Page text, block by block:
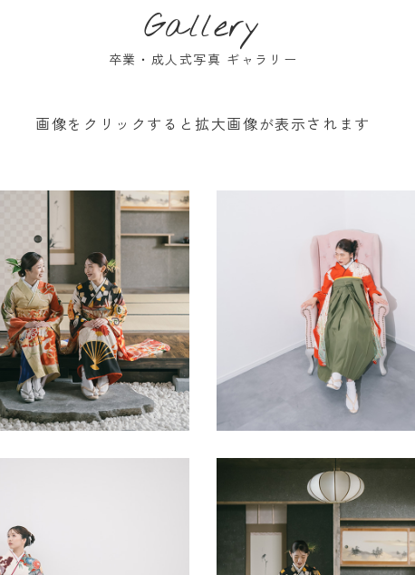
Gallery
卒業・成人式写真 ギャラリー
画像をクリックすると拡大画像が表示されます